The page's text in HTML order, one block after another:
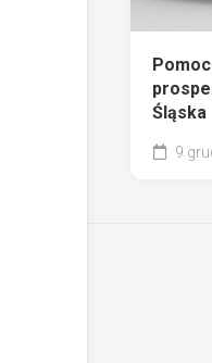
Śląska
9